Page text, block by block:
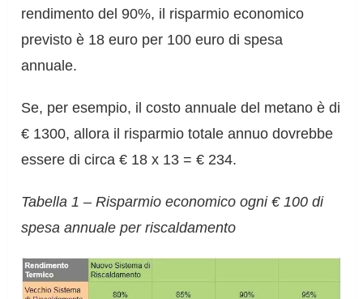
rendimento del 90%, il risparmio economico
previsto è 18 euro per 100 euro di spesa
annuale.
Se, per esempio, il costo annuale del metano è di
€ 1300, allora il risparmio totale annuo dovrebbe
essere di circa € 18 x 13 = € 234.
Tabella 1 – Risparmio economico ogni € 100 di
spesa annuale per riscaldamento